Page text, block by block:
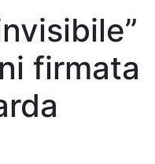
firmata